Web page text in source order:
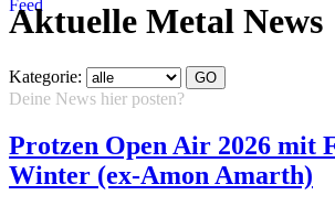
Aktuelle Metal News
Kategorie:
Deine News hier posten?
Protzen Open Air 2026 mit
Winter (ex-Amon Amarth)